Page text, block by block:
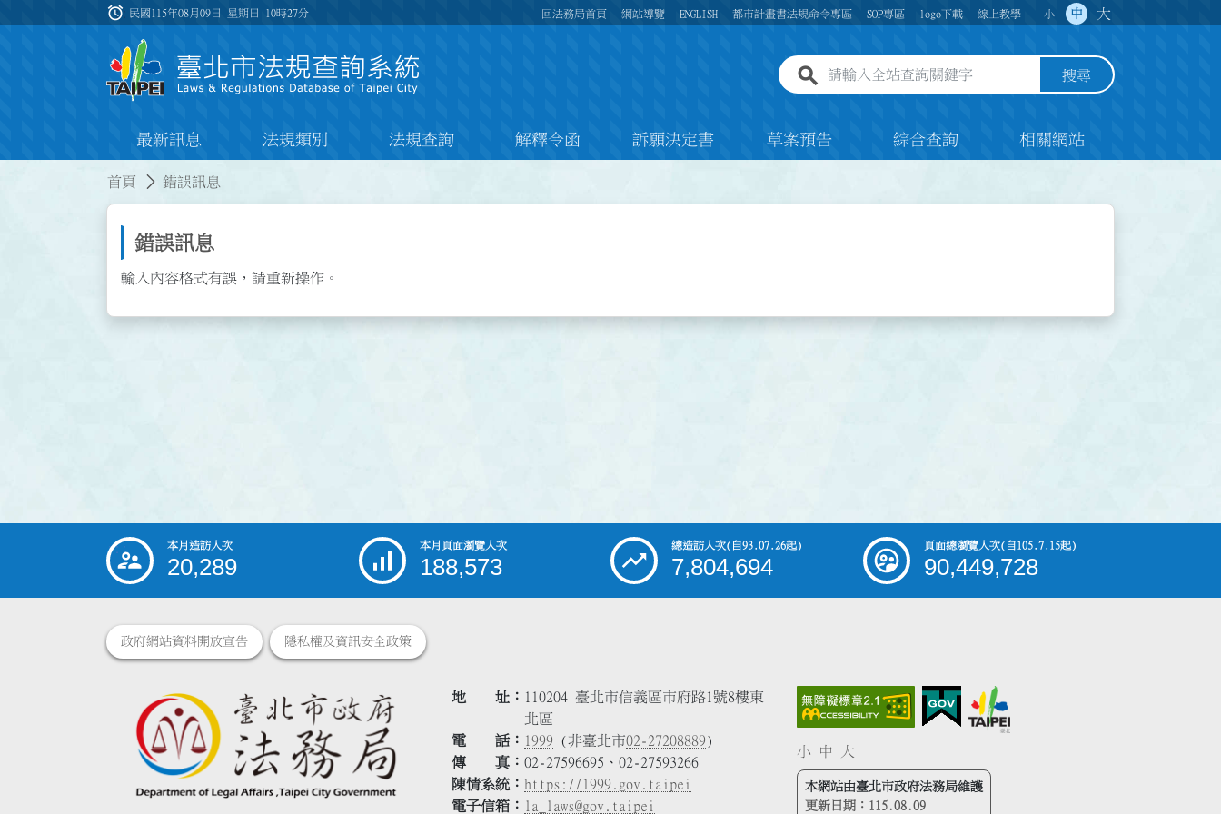
:::
alarm 民國115年08月09日 星期日 10時27分 回法務局首頁 網站導覽 ENGLISH 都市計畫書法規命令專區 SOP專區 logo下載 線上教學 小 中 大
全站查詢關鍵字欄位 搜尋
最新訊息 法規類別 法規查詢 解釋令函 訴願決定書 草案預告 綜合查詢 相關網站
首頁 錯誤訊息
錯誤訊息
輸入內容格式有誤，請重新操作。
::: 本月造訪人次
20,289
本月頁面瀏覽人次
188,573
總造訪人次(自93.07.26起)
7,804,694
頁面總瀏覽人次(自105.7.15起)
90,449,728
政府網站資料開放宣告 隱私權及資訊安全政策
地 址
110204 臺北市信義區市府路1號8樓東
北區
電 話
1999 (非臺北市02-27208889)
傳 真
02-27596695、02-27593266
陳情系統
https://1999.gov.taipei
電子信箱
la_laws@gov.taipei
小 中 大
本網站由臺北市政府法務局維護
更新日期： 115.08.09